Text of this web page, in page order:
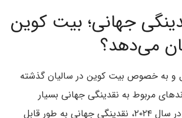
جهانی؛ بیت کوین
می‌دهد؟
و به خصوص بیت کوین در سالیان گذشته
مربوط به نقدینگی جهانی بسیار
حساس است. حالا در سال ۲۰۲۴، نقدینگی جهانی به طور قابل